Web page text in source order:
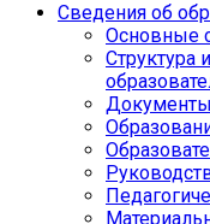
Сведения об
Основные
Структура
Документы